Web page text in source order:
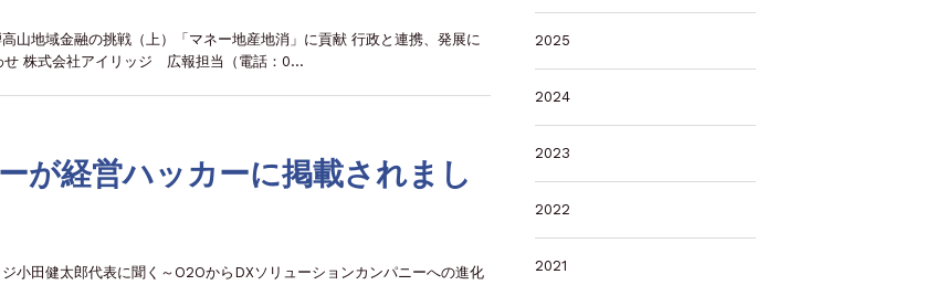
山地域金融の挑戦（上）「マネー地産地消」に貢献 行政と連携、発展に
株式会社アイリッジ 広報担当（電話：0…
が経営ハッカーに掲載されまし
小田健太郎代表に聞く～O2OからDXソリューションカンパニーへの進化
2025
2024
2023
2022
2021